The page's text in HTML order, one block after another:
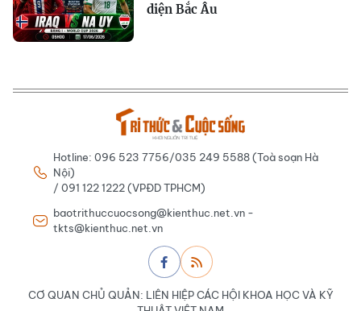
diện Bắc Âu
Hotline: 096 523 7756/035 249 5588 (Toà soạn Hà
Nội)
/ 091 122 1222 (VPĐD TPHCM)
baotrithuccuocsong@kienthuc.net.vn -
tkts@kienthuc.net.vn
CƠ QUAN CHỦ QUẢN: LIÊN HIỆP CÁC HỘI KHOA HỌC VÀ KỸ